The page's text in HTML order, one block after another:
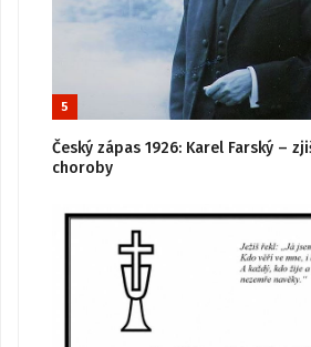
5
Český zápas 1926: Karel Farský –
choroby